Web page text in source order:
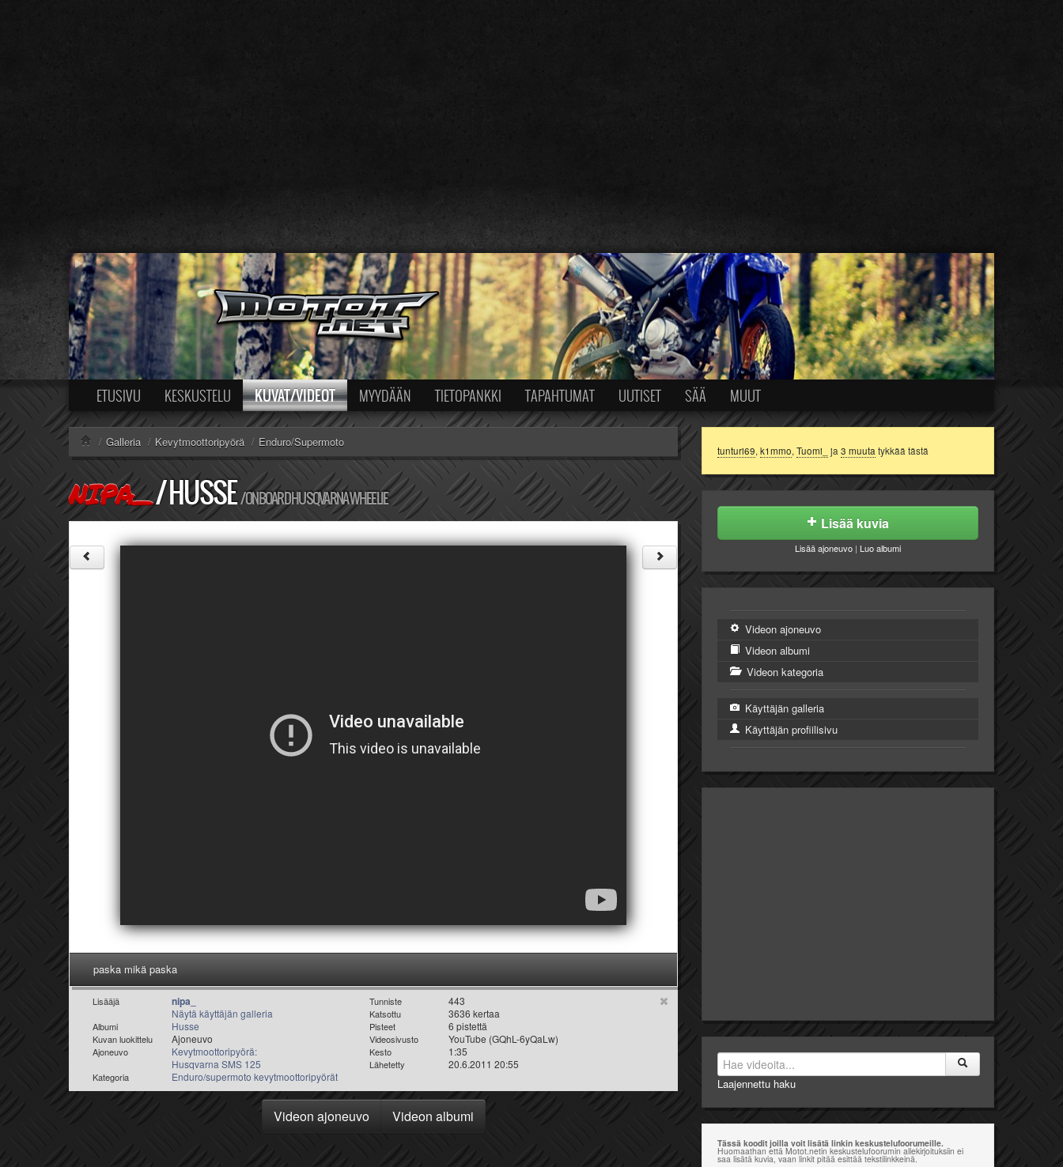
ETUSIVU KESKUSTELU KUVAT/VIDEOT MYYDÄÄN TIETOPANKKI TAPAHTUMAT UUTISET SÄÄ MUUT
/ Galleria / Kevytmoottoripyörä / Enduro/Supermoto
NIPA_/HUSSE/ ONBOARD HUSQVARNA WHEELIE
paska mikä paska
Lisääjä nipa_
Näytä käyttäjän galleria
Albumi Husse
Kuvan luokittelu Ajoneuvo
Ajoneuvo
Kevytmoottoripyörä:
Husqvarna SMS 125
Kategoria Enduro/supermoto kevytmoottoripyörät
Tunniste 443
Katsottu 3636 kertaa
Pisteet 6 pistettä
Videosivusto YouTube (GQhL-6yQaLw)
Kesto 1:35
Lähetetty 20.6.2011 20:55
Videon ajoneuvo Videon albumi
tunturi69, k1mmo, Tuomi_ ja 3 muuta tykkää tästä
Lisää kuvia
Lisää ajoneuvo | Luo albumi
Videon ajoneuvo
Videon albumi
Videon kategoria
Käyttäjän galleria
Käyttäjän profiilisivu
Laajennettu haku
Tässä koodit joilla voit lisätä linkin keskustelufoorumeille.
Huomaathan että Motot.netin keskustelufoorumin allekirjoituksiin ei
saa lisätä kuvia, vaan linkit pitää esittää tekstilinkkeinä.